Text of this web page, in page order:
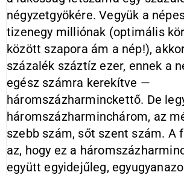
négyzetgyökére. Vegyük a
tizenegy milliónak (optimális
között szapora ám a nép!),
százalék száztíz ezer, ennek a
egész számra kerekítve —
háromszázharminckettő. De
háromszázharminchárom, az
szebb szám, sőt szent szám. A
az, hogy ez a
együtt egyidejűleg,